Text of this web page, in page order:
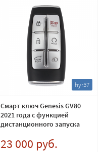
hyr57
Смарт ключ Genesis GV80
2021 года с функцией
дистанционного запуска
23 000 руб.